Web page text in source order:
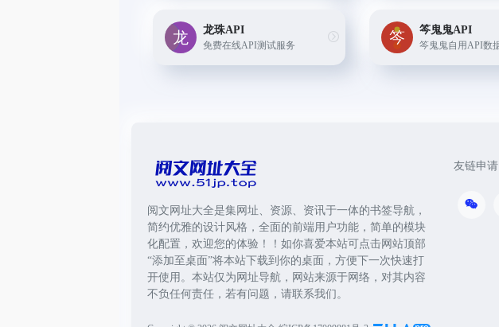
龙珠API
免费在线API测试服务
笒鬼鬼API
阅文网址大全是集网址、资源、资讯于一体的书签导航，
简约优雅的设计风格，全面的前端用户功能，简单的模块
化配置，欢迎您的体验！！如你喜爱本站可点击网站顶部
“添加至桌面”将本站下载到你的桌面，方便下一次快速打
开使用。本站仅为网址导航，网站来源于网络，对其内容
不负任何责任，若有问题，请联系我们。
友链申请